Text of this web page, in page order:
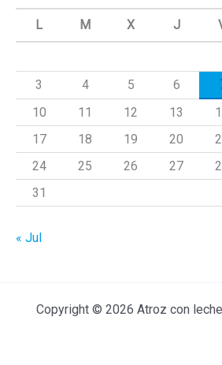
a
L M X J
3
4 5 6
10
11 12 13
17
18 19 20
24
25 26 27
31
« Jul
Copyright © 2026 Atroz con